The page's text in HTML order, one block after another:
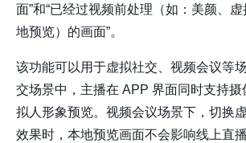
面”和“已经过视频前处理（如：美颜、
地预览）的画面”。
该功能可以用于虚拟社交、视频会议等
交场景中，主播在 APP 界面同时支持摄
拟人形象预览。视频会议场景下，切换
效果时，本地预览画面不会影响线上直播